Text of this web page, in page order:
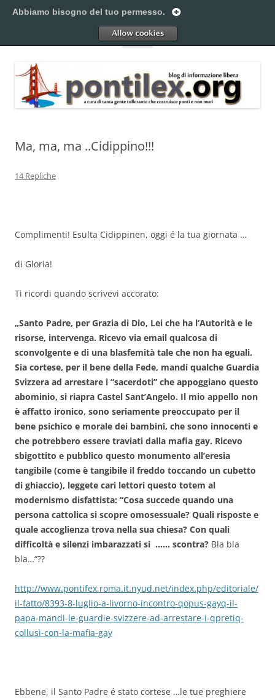
al
Pontilex
Menu
Ma, ma, ma ..Cidippino!!!
14 Repliche
Complimenti! Esulta Cidippinen, oggi é la tua giornata …
di Gloria!
Ti ricordi quando scrivevi accorato:
„Santo Padre, per Grazia di Dio, Lei che ha l’Autorità e le
risorse, intervenga. Ricevo via email qualcosa di
sconvolgente e di una blasfemità tale che non ha eguali.
Sia cortese, per il bene della Fede, mandi qualche Guardia
Svizzera ad arrestare i “sacerdoti” che appoggiano questo
abominio, si riapra Castel Sant’Angelo. Il mio appello non
è affatto ironico, sono seriamente preoccupato per il
bene psichico e morale dei bambini, che sono innocenti e
che potrebbero essere traviati dalla mafia gay. Ricevo
sbigottito e pubblico questo monumento all’eresia
tangibile (come è tangibile il freddo toccando un cubetto
di ghiaccio), leggete cari lettori questo totem al
modernismo disfattista: “Cosa succede quando una
persona cattolica si scopre omosessuale? Quali risposte e
quale accoglienza trova nella sua chiesa? Con quali
difficoltà e silenzi imbarazzati si …… scontra? Bla bla
bla…“??
http://www.pontifex.roma.it.nyud.net/index.php/editoriale/
il-fatto/8393-8-luglio-a-livorno-incontro-qopus-gayq-il-
papa-mandi-le-guardie-svizzere-ad-arrestare-i-qpretiq-
collusi-con-la-mafia-gay
Ebbene, il Santo Padre é stato cortese …le tue preghiere
Abbiamo bisogno del tuo permesso.